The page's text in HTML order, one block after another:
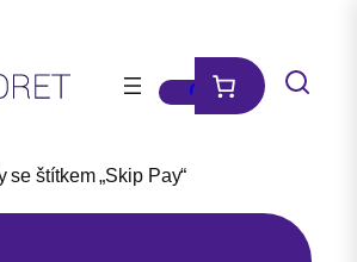
se štítkem „Skip Pay“